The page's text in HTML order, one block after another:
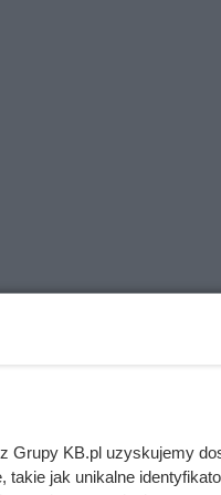
Koszt wymiany oryginalnej
telefonach Samsung Galaxy
24, S24
Grupy KB.pl uzyskujemy
jak unikalne